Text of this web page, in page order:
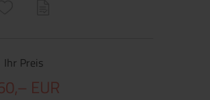
Ihr Preis
EUR